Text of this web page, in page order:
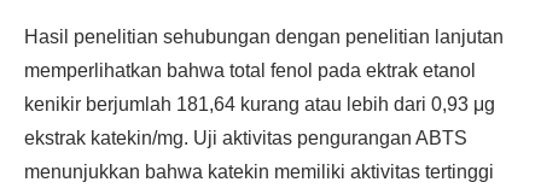
Hasil penelitian sehubungan dengan penelitian lanjutan
memperlihatkan bahwa total fenol pada ektrak etanol
kenikir berjumlah 181,64 kurang atau lebih dari 0,93 μg
ekstrak katekin/mg. Uji aktivitas pengurangan ABTS
menunjukkan bahwa katekin memiliki aktivitas tertinggi